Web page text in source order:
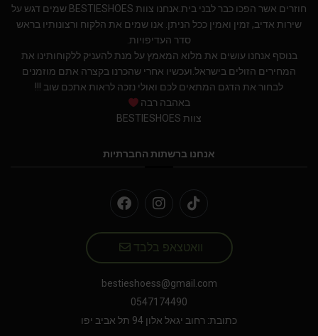
חוזרים אשר הפכו כבר לבני בית.אנחנו צוות BESTIESHOES שמים דגש על
שירות אדיב, זמין ואמין ככל הניתן. אנו שמים את הלקוח ורצונותיו בראש
סדר העדיפויות.
בנוסף אנחנו עושים את מלוא המאמץ על מנת להעניק ללקוחותינו את
המחירים הזולים בישראל.ועכשיו אחרי שהכרנו בקצרה אתם מוזמנים
לבחור את הדגם המתאים לכם ואולי נזכה לראות אתכם שוב !!!
באהבה רבה
צוות BESTIESHOES
אנחנו ברשתות החברתיות
וואטצאפ בלבד
bestieshoess@gmail.com
0547174490
כתובת: רחוב יגאל אלון 94 תל אביב יפו